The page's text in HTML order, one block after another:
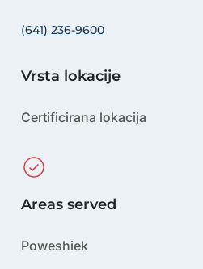
(641) 236-9600
Vrsta lokacije
Certificirana lokacija
Areas served
Poweshiek